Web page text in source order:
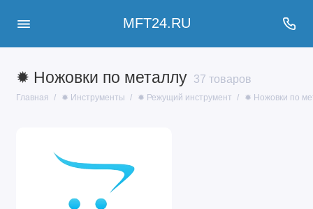
MFT24.RU
✹ Ножовки по металлу 37 товаров
Главная ✹ Инструменты ✹ Режущий инструмент ✹ Ножовки по